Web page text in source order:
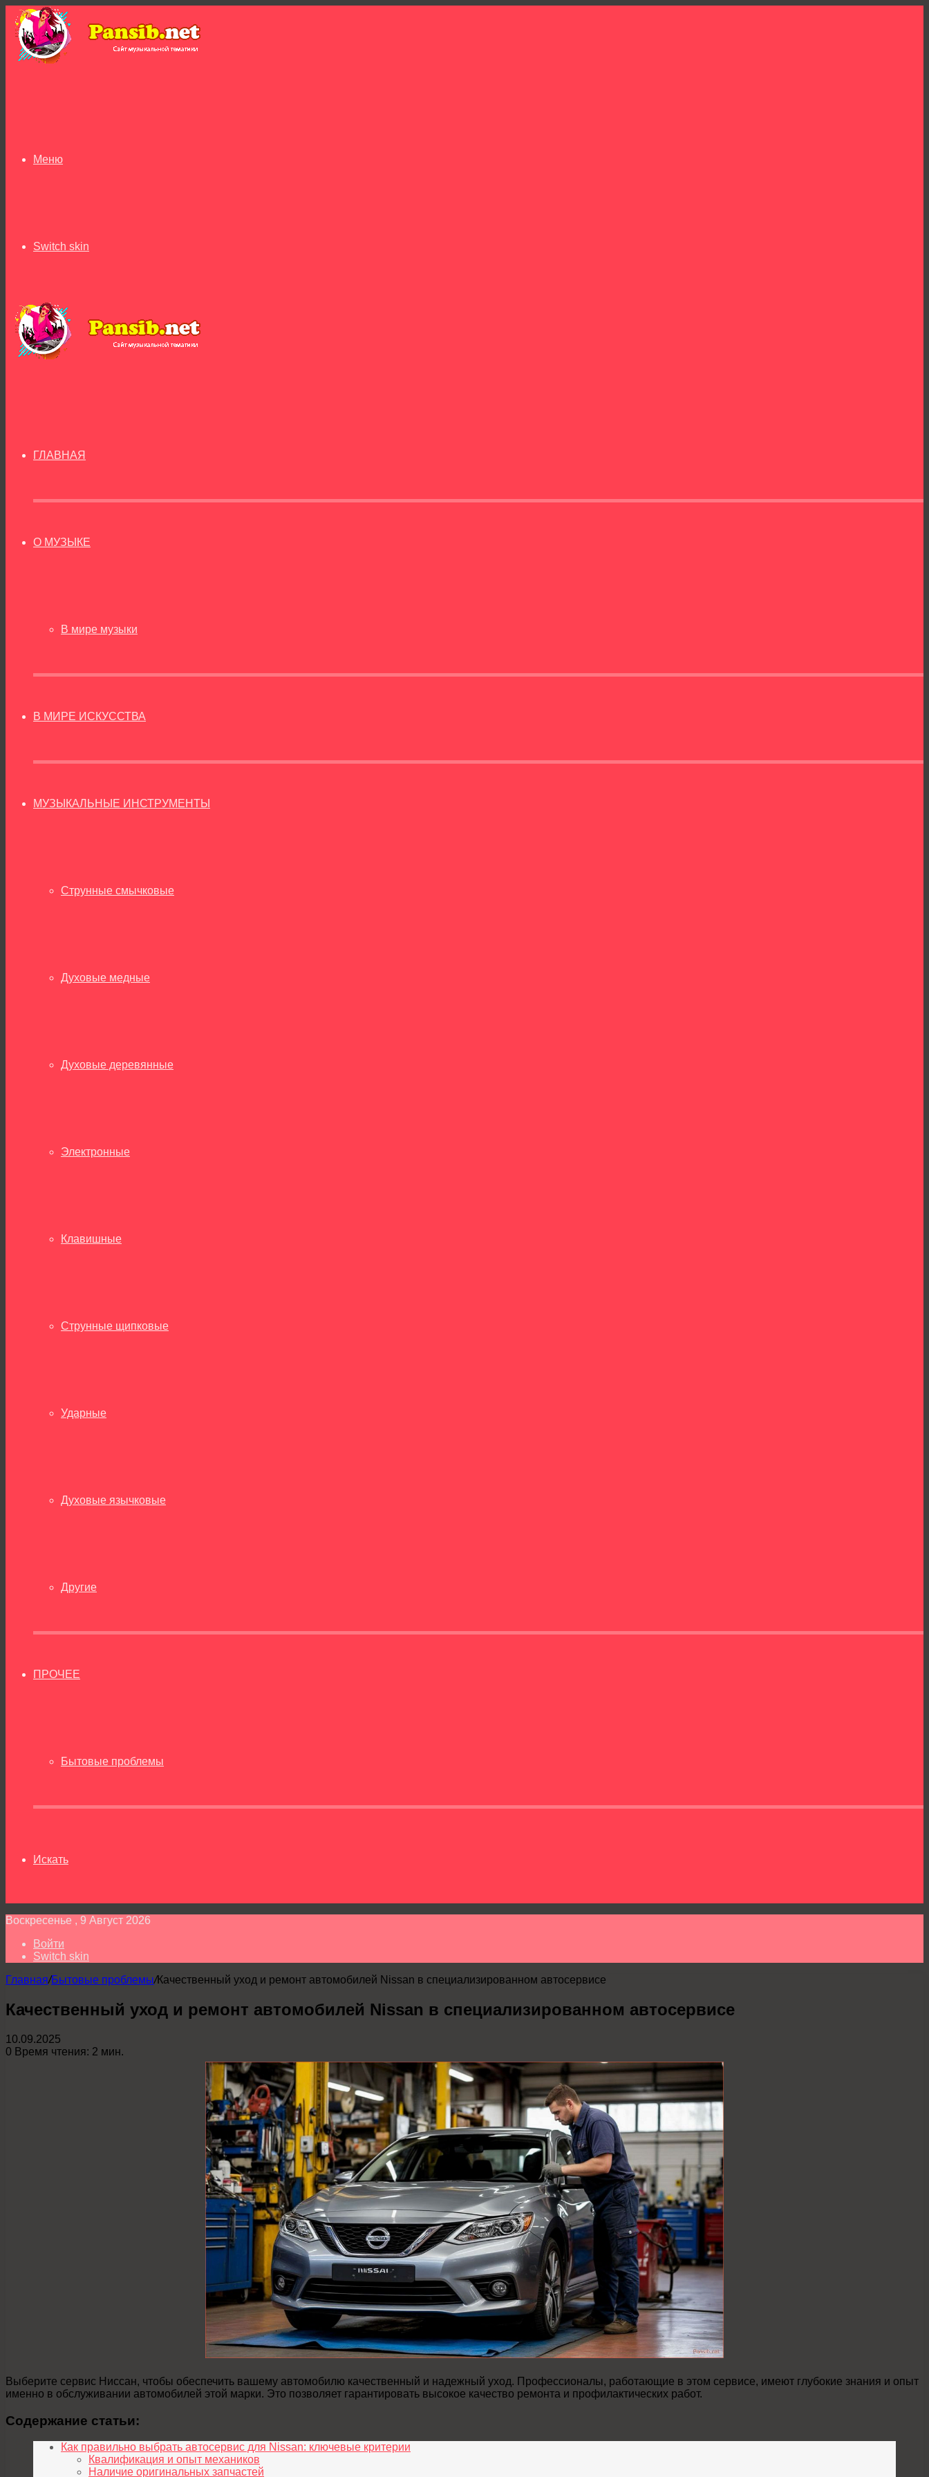
Меню
Switch skin
ГЛАВНАЯ
О МУЗЫКЕ
В мире музыки
В МИРЕ ИСКУССТВА
МУЗЫКАЛЬНЫЕ ИНСТРУМЕНТЫ
Струнные смычковые
Духовые медные
Духовые деревянные
Электронные
Клавишные
Струнные щипковые
Ударные
Духовые язычковые
Другие
ПРОЧЕЕ
Бытовые проблемы
Искать
Воскресенье , 9 Август 2026
Войти
Switch skin
Главная/Бытовые проблемы/Качественный уход и ремонт автомобилей Nissan в специализированном автосервисе
Качественный уход и ремонт автомобилей Nissan в специализированном автосервисе
10.09.2025
0 Время чтения: 2 мин.
Выберите сервис Ниссан, чтобы обеспечить вашему автомобилю качественный и надежный уход. Профессионалы, работающие в этом сервисе, имеют глубокие знания и опыт
именно в обслуживании автомобилей этой марки. Это позволяет гарантировать высокое качество ремонта и профилактических работ.
Содержание статьи:
Как правильно выбрать автосервис для Nissan: ключевые критерии
Квалификация и опыт механиков
Наличие оригинальных запчастей